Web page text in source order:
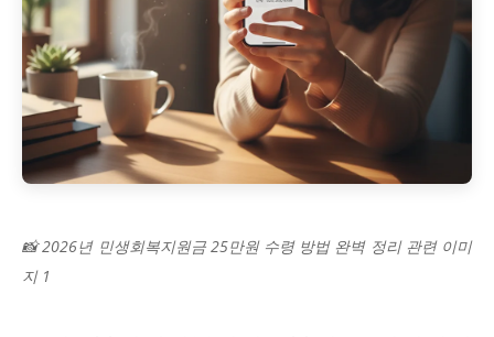
📸 2026년 민생회복지원금 25만원 수령 방법 완벽 정리 관련 이미
지 1